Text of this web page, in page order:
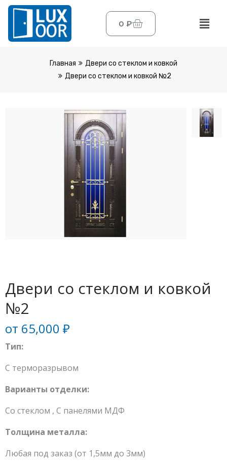
0 ₽
Главная
Двери со стеклом и ковкой
Двери со стеклом и ковкой №2
Двери со стеклом и ковкой
№2
от 65,000 ₽
Тип:
С терморазрывом
Варианты отделки:
Со стеклом , С панелями МДФ
Толщина металла:
Любая под заказ (от 1,5мм до 3мм)